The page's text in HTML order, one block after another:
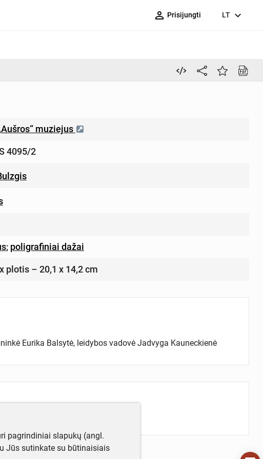
person_outline Prisijungti LT expand_more
muziejus
4095/2
; poligrafiniai dažai
plotis – 20,1 x 14,2 cm
Eurika Balsytė, leidybos vadovė Jadvyga Kauneckienė
pagrindiniai slapukų (angl.
Jūs sutinkate su būtinaisiais